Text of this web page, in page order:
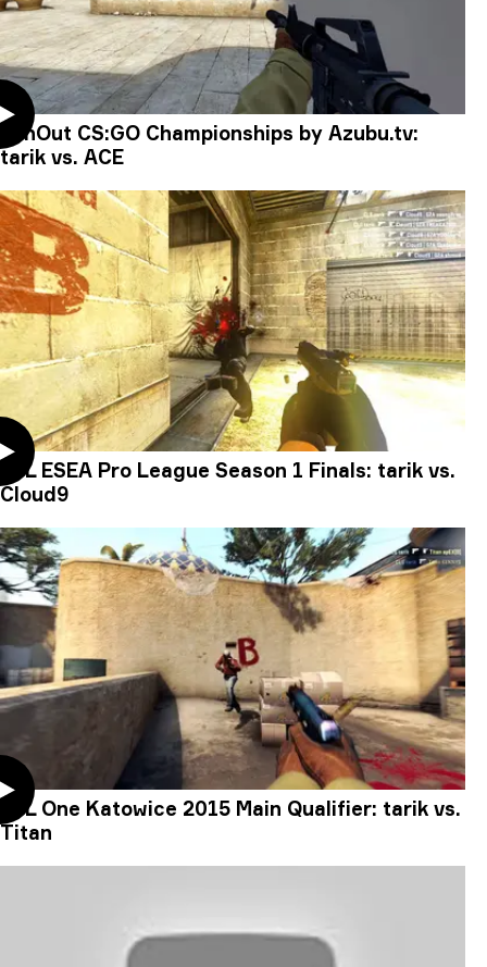
WinOut CS:GO Championships by Azubu.tv:
tarik vs. ACE
ESL ESEA Pro League Season 1 Finals: tarik vs.
Cloud9
ESL One Katowice 2015 Main Qualifier: tarik vs.
Titan